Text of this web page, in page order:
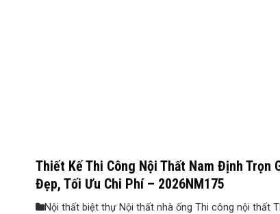
Thiết Kế Thi Công Nội Thất Nam Định Trọn
Đẹp, Tối Ưu Chi Phí – 2026NM175
Nội thất biệt thự Nội thất nhà ống Thi công nội thất